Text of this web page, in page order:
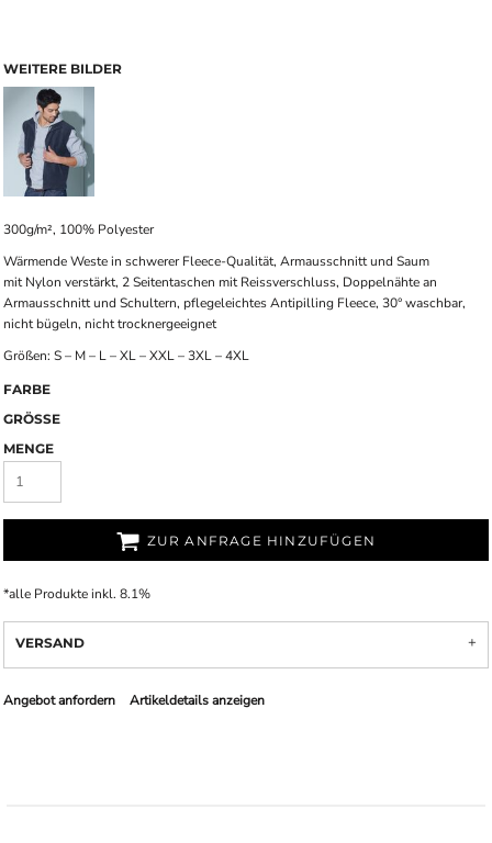
WEITERE BILDER
300g/m², 100% Polyester
Wärmende Weste in schwerer Fleece-Qualität, Armausschnitt und Saum
mit Nylon verstärkt, 2 Seitentaschen mit Reissverschluss, Doppelnähte an
Armausschnitt und Schultern, pflegeleichtes Antipilling Fleece, 30° waschbar,
nicht bügeln, nicht trocknergeeignet
Größen: S – M – L – XL – XXL – 3XL – 4XL
FARBE
GRÖSSE
MENGE
ZUR ANFRAGE HINZUFÜGEN
*alle Produkte inkl. 8.1%
VERSAND
Angebot anfordern Artikeldetails anzeigen